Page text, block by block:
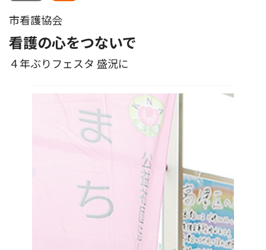
市看護協会
看護の心をつないで
４年ぶりフェスタ 盛況に